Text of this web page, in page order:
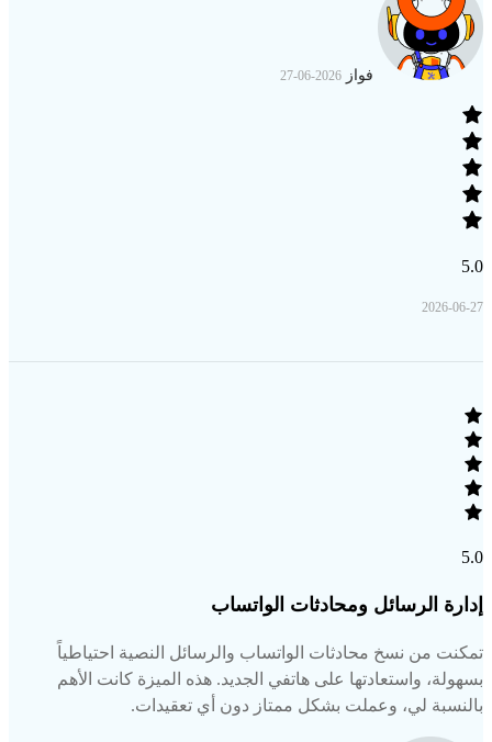
فواز 2026-06-27
5.0
2026-06-27
5.0
إدارة الرسائل ومحادثات الواتساب
تمكنت من نسخ محادثات الواتساب والرسائل النصية احتياطياً
بسهولة، واستعادتها على هاتفي الجديد. هذه الميزة كانت الأهم
بالنسبة لي، وعملت بشكل ممتاز دون أي تعقيدات.